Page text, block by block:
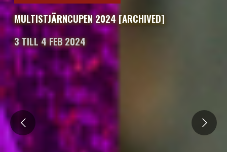
MULTISTJÄRNCUPEN 2024 [ARCHIVED]
3 TILL 4 FEB 2024